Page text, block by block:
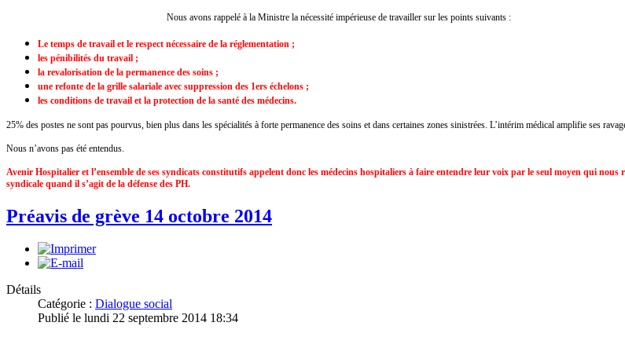
Nous avons rappelé à la Ministre la nécessité impérieuse de travailler sur les points suivants :
Le temps de travail et le respect nécessaire de la réglementation ;
les pénibilités du travail ;
la revalorisation de la permanence des soins ;
une refonte de la grille salariale avec suppression des 1ers échelons ;
les conditions de travail et la protection de la santé des médecins.
25% des postes ne sont pas pourvus, bien plus dans les spécialités à forte permanence des soins et dans certaines zones sinistrées. L’intérim médical amplifie ses
Nous n’avons pas été entendus.
Avenir Hospitalier et l’ensemble de ses syndicats constitutifs appelent donc les médecins hospitaliers à faire entendre leur voix par le seul moyen qui
syndicale quand il s’agit de la défense des PH.
Préavis de grève 14 octobre 2014
Détails
Catégorie : Dialogue social
Publié le lundi 22 septembre 2014 18:34